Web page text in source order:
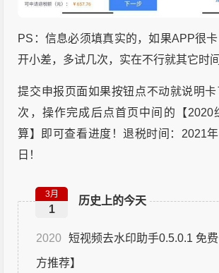
PS：信息必须填真实的，如果APP很卡
开小差，多试几次，实在不行就其它时间
提交申报页面如果按钮点不动就说明
次，操作完成后点首页中间的【2020
算】即可查看进度！退税时间：2021
日！
历史上的今天
3月
1
2020 短视频去水印助手0.5.0.1 免
方推荐】